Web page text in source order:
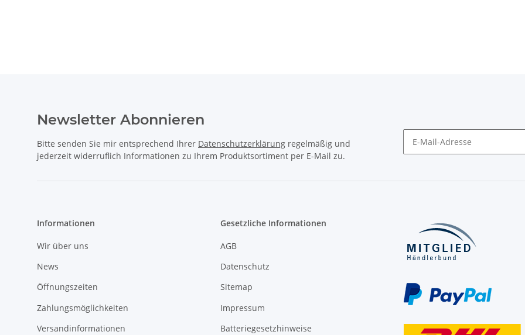
Newsletter Abonnieren
Bitte senden Sie mir entsprechend Ihrer Datenschutzerklärung regelmäßig und
jederzeit widerruflich Informationen zu Ihrem Produktsortiment per E-Mail zu.
Informationen
Wir über uns
News
Öffnungszeiten
Zahlungsmöglichkeiten
Versandinformationen
Gesetzliche Informationen
AGB
Datenschutz
Sitemap
Impressum
Batteriegesetzhinweise